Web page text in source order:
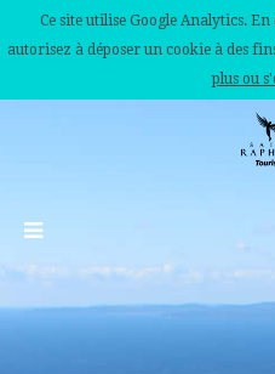
Ce site utilise Google Analytics.
autorisez à déposer un cookie à des
plus ou